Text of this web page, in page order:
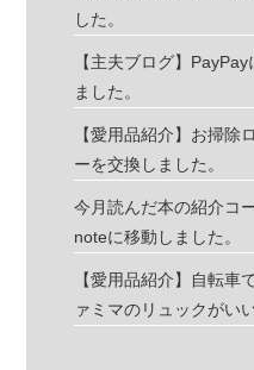
した。
【主夫ブログ】
ました。
【愛用品紹介】お掃除
ーを交換しました。
今月読んだ本の紹介コ
noteに移動しました。
【愛用品紹介】自転車
ァミマのリュックがい